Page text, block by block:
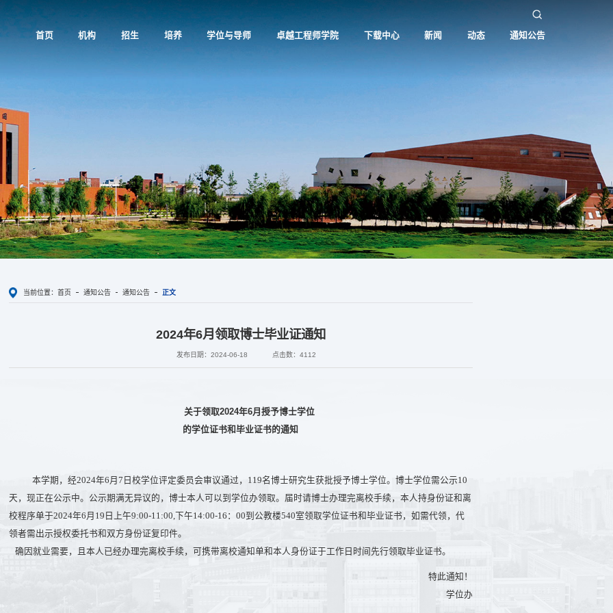
首页 机构 招生 培养 学位与导师 卓越工程师学院 下载中心 新闻 动态 通知公告
当前位置： 首页 通知公告 通知公告 正文
2024年6月领取博士毕业证通知
发布日期：2024-06-18 点击数：4112
关于领取2024年6月授予博士学位
的学位证书和毕业证书的通知
本学期，经2024年6月7日校学位评定委员会审议通过，119名博士研究生获批授予博士学位。博士学位需公示10
天，现正在公示中。公示期满无异议的，博士本人可以到学位办领取。届时请博士办理完离校手续，本人持身份证和离
校程序单于2024年6月19日上午9:00-11:00,下午14:00-16：00到公教楼540室领取学位证书和毕业证书，如需代领，代
领者需出示授权委托书和双方身份证复印件。
确因就业需要，且本人已经办理完离校手续，可携带离校通知单和本人身份证于工作日时间先行领取毕业证书。
特此通知！
学位办